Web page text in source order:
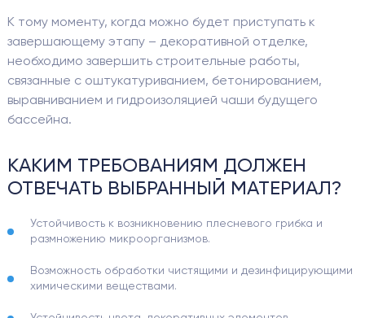
К тому моменту, когда можно будет приступать к
завершающему этапу – декоративной отделке,
необходимо завершить строительные работы,
связанные с оштукатуриванием, бетонированием,
выравниванием и гидроизоляцией чаши будущего
бассейна.
КАКИМ ТРЕБОВАНИЯМ ДОЛЖЕН
ОТВЕЧАТЬ ВЫБРАННЫЙ МАТЕРИАЛ?
Устойчивость к возникновению плесневого грибка и
размножению микроорганизмов.
Возможность обработки чистящими и дезинфицирующими
химическими веществами.